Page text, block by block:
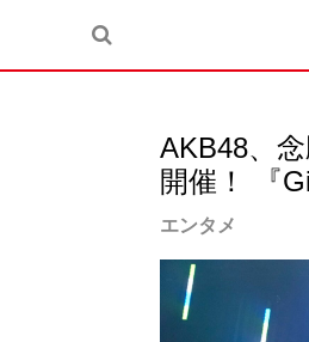
AKB48、
開催！ 『
エンタメ